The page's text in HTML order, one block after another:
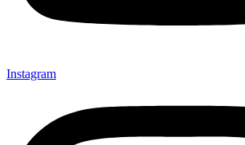
Instagram